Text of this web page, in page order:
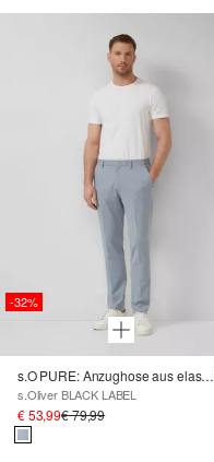
-32%
s.O PURE: Anzughose aus elastischem Leinenmix
s.Oliver BLACK LABEL
€ 53,99€ 79,99